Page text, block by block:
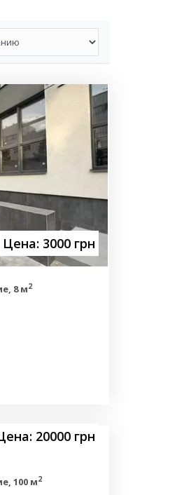
Цена: 3000 грн
8 м2
20000 грн
100 м2